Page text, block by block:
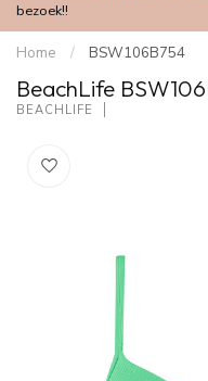
bezoek!!
Home / BSW106B754
BeachLife
BEACHLIFE